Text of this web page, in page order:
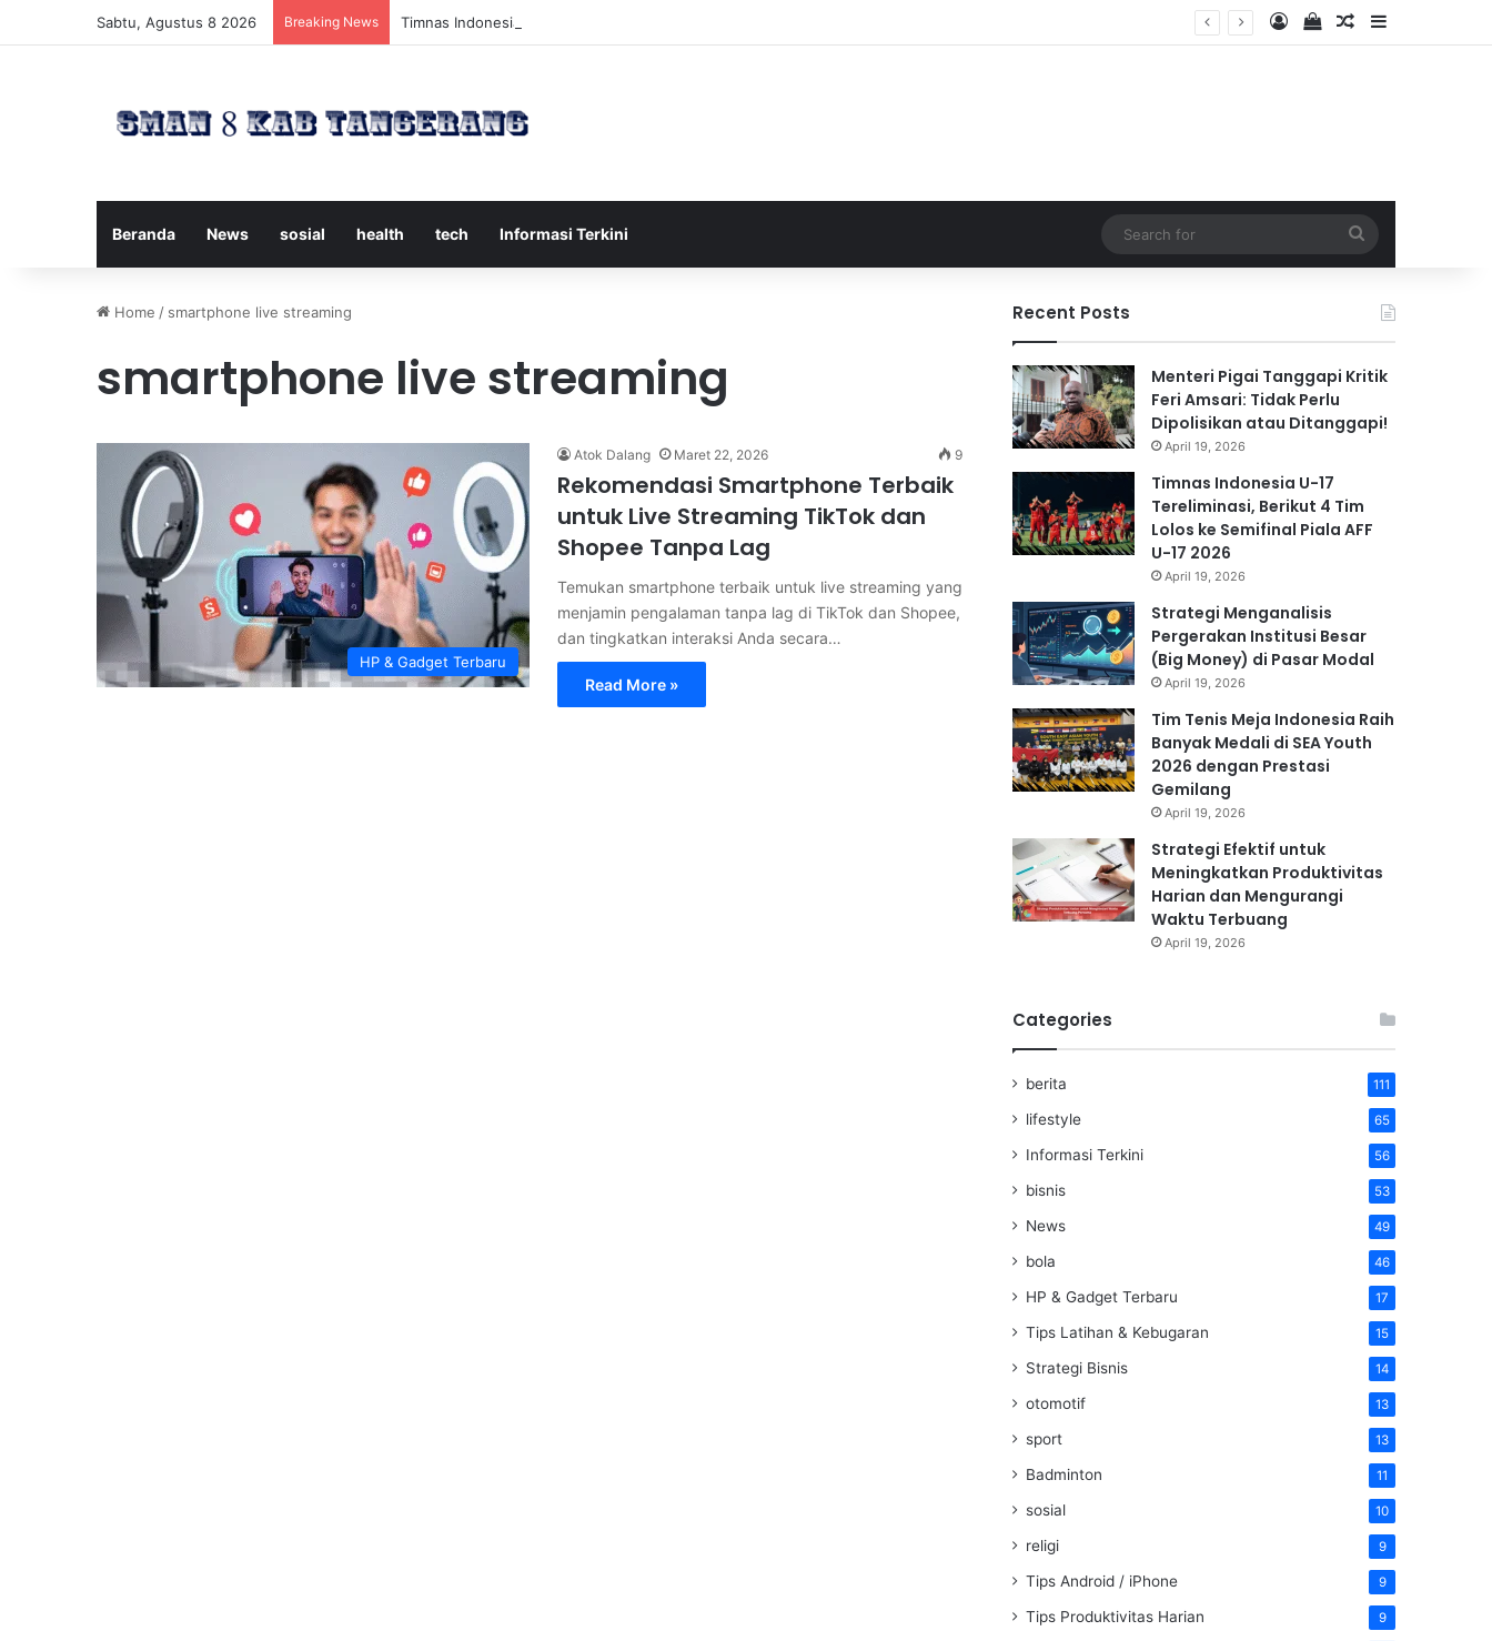
Sabtu, Agustus 8 2026 Breaking News Timnas Indonesia U-17 Tereliminasi, Berikut 4 Tim Lolos ke Semifinal Piala AFF U-17 2026 Log InView your
Random Article
Sidebar
Beranda News sosial health tech Informasi Terkini
for
Home / smartphone live streaming
smartphone live streaming
HP & Gadget Terbaru
Atok Dalang Maret 22, 2026 9
Rekomendasi Smartphone Terbaik
untuk Live Streaming TikTok dan
Shopee Tanpa Lag
Temukan smartphone terbaik untuk live streaming yang
menjamin pengalaman tanpa lag di TikTok dan Shopee,
dan tingkatkan interaksi Anda secara…
Read More »
Recent Posts
Menteri Pigai Tanggapi Kritik
Feri Amsari: Tidak Perlu
Dipolisikan atau Ditanggapi!
April 19, 2026
Timnas Indonesia U-17
Tereliminasi, Berikut 4 Tim
Lolos ke Semifinal Piala AFF
U-17 2026
April 19, 2026
Strategi Menganalisis
Pergerakan Institusi Besar
(Big Money) di Pasar Modal
April 19, 2026
Tim Tenis Meja Indonesia Raih
Banyak Medali di SEA Youth
2026 dengan Prestasi
Gemilang
April 19, 2026
Strategi Efektif untuk
Meningkatkan Produktivitas
Harian dan Mengurangi
Waktu Terbuang
April 19, 2026
Categories
berita 111
lifestyle 65
Informasi Terkini 56
bisnis 53
News 49
bola 46
HP & Gadget Terbaru 17
Tips Latihan & Kebugaran 15
Strategi Bisnis 14
otomotif 13
sport 13
Badminton 11
sosial 10
religi 9
Tips Android / iPhone 9
Tips Produktivitas Harian 9